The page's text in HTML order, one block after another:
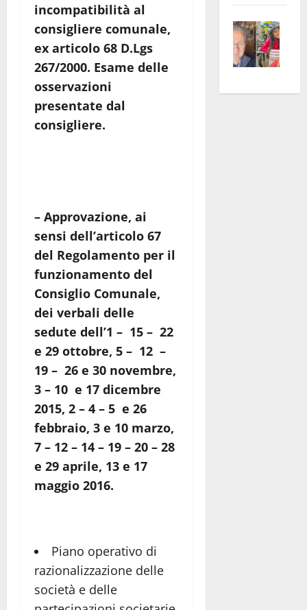
incompatibilità al
consigliere comunale,
ex articolo 68 D.Lgs
267/2000. Esame delle
osservazioni
presentate dal
consigliere.
– Approvazione, ai
sensi dell’articolo 67
del Regolamento per il
funzionamento del
Consiglio Comunale,
dei verbali delle
sedute dell’1 – 15 – 22
e 29 ottobre, 5 – 12 –
19 – 26 e 30 novembre,
3 – 10 e 17 dicembre
2015, 2 – 4 – 5 e 26
febbraio, 3 e 10 marzo,
7 – 12 – 14 – 19 – 20 – 28
e 29 aprile, 13 e 17
maggio 2016.
Piano operativo di
razionalizzazione delle
società e delle
euro
apre